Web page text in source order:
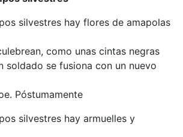
silvestres hay flores de amapolas
como unas cintas negras
soldado se fusiona con un nuevo
Póstumamente
silvestres hay armuelles y